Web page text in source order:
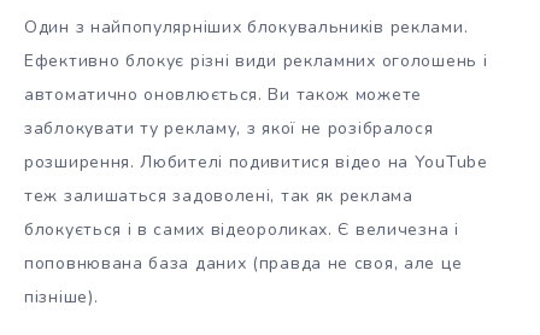
Один з найпопулярніших блокувальників реклами.
Ефективно блокує різні види рекламних оголошень і
автоматично оновлюється. Ви також можете
заблокувати ту рекламу, з якої не розібралося
розширення. Любителі подивитися відео на YouTube
теж залишаться задоволені, так як реклама
блокується і в самих відеороликах. Є величезна і
поповнювана база даних (правда не своя, але це
пізніше).